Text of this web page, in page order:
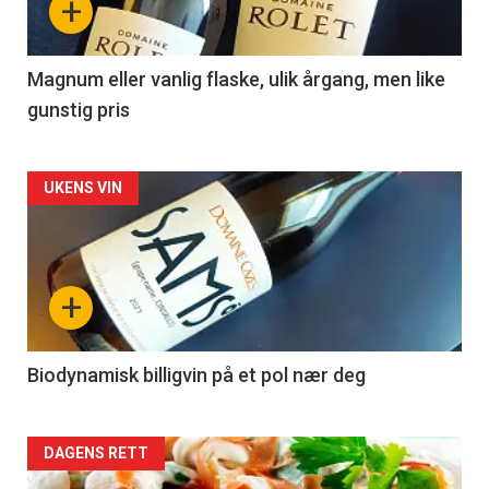
3
+
Magnum eller vanlig flaske, ulik årgang, men like
gunstig pris
Forsiden
akkurat
nå
4
+
UKENS VIN
Biodynamisk billigvin på et pol nær deg
Forsiden
DAGENS RETT